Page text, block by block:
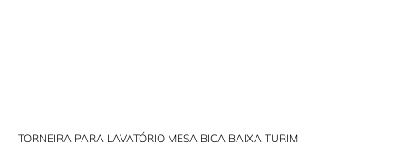
TORNEIRA PARA LAVATÓRIO MESA BICA BAIXA TURIM